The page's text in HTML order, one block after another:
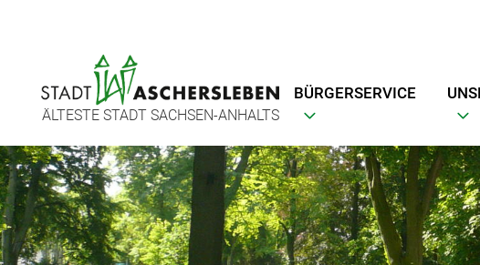
ÄLTESTE STADT SACHSEN-ANHALTS
BÜRGERSERVICE